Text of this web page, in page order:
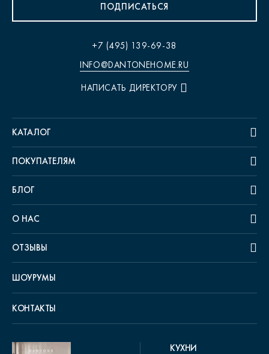
ПОДПИСАТЬСЯ
+7 (495) 139-69-38
INFO@DANTONEHOME.RU
НАПИСАТЬ ДИРЕКТОРУ
КАТАЛОГ
ПОКУПАТЕЛЯМ
БЛОГ
О НАС
ОТЗЫВЫ
ШОУРУМЫ
КОНТАКТЫ
КУХНИ